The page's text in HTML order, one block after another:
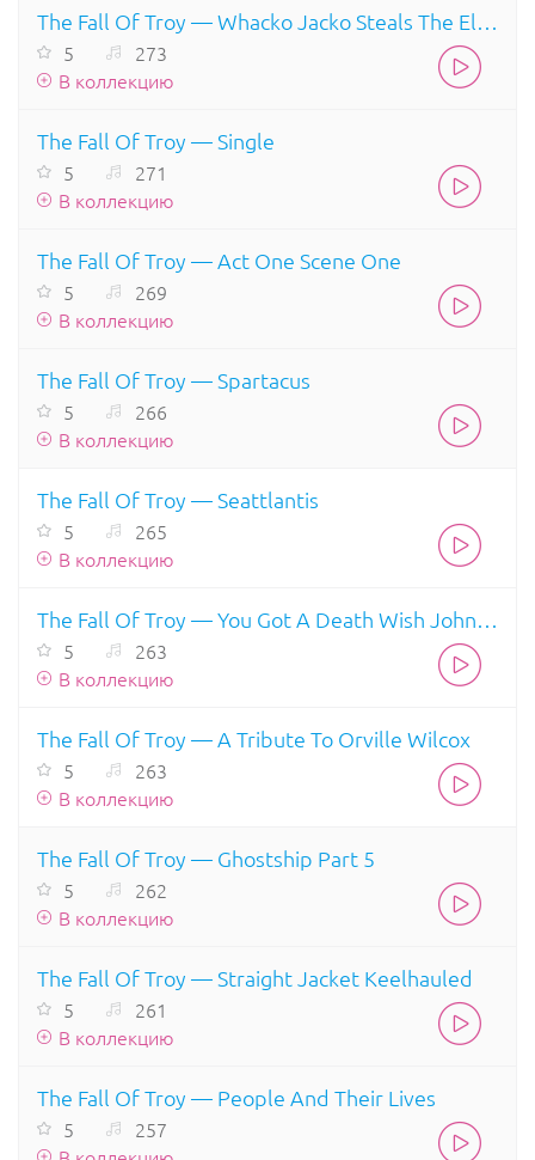
The Fall Of Troy — A Tribute To Orville Wilcox
5
263
В коллекцию
The Fall Of Troy — Act One Scene One
5
269
В коллекцию
The Fall Of Troy — Ghostship Part 5
5
262
В коллекцию
The Fall Of Troy — Seattlantis
5
265
В коллекцию
The Fall Of Troy — Single
5
271
В коллекцию
The Fall Of Troy — Spartacus
5
266
В коллекцию
The Fall Of Troy — Straight Jacket Keelhauled
5
261
В коллекцию
The Fall Of Troy — Whacko Jacko Steals The Elephant Mans Bones
5
273
В коллекцию
The Fall Of Troy — You Got A Death Wish Johnny Truant
5
263
В коллекцию
The Fall Of Troy — People And Their Lives
5
257